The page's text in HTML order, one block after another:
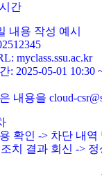
간
내용 작성 예시
myclass.ssu.ac.kr
: 2025-05-01 10:30
내용을 cloud-
확인 -> 차단 내
치 결과 회신 ->